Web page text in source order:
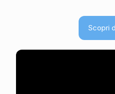
Scopri